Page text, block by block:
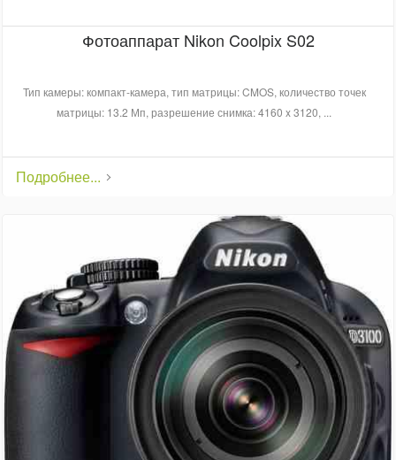
Фотоаппарат Nikon Coolpix S02
Тип камеры: компакт-камера, тип матрицы: CMOS, количество точек
матрицы: 13.2 Мп, разрешение снимка: 4160 x 3120, ...
Подробнее...